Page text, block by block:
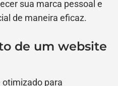
sua marca pessoal e
de maneira eficaz.
de um website
para